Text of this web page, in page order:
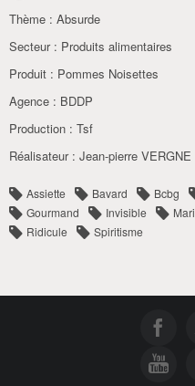
Thème : Absurde
Secteur : Produits alimentaires
Produit : Pommes Noisettes
Agence : BDDP
Production : Tsf
Réalisateur : Jean-pierre VERGNE
Assiette Bavard Bcbg
Gourmand
Invisible Mari
Ridicule
Spiritisme